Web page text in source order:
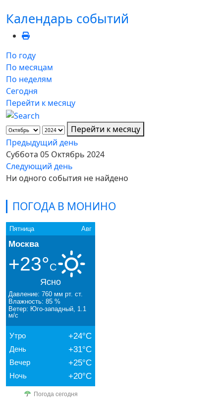
ПОГОДА В МОНИНО
Пятница Авг
Москва
+23°C
Ясно
Давление: 760 мм рт. ст.
Влажность: 85 %
Ветер: Юго-западный, 1.1
м/с
Утро +24°C
День +31°C
Вечер +25°C
Ночь +20°C
Погода сегодня
Календарь событий
По году
По месяцам
По неделям
Сегодня
Перейти к месяцу
Перейти к месяцу
Предыдущий день
Суббота 05 Октябрь 2024
Следующий день
Ни одного события не найдено